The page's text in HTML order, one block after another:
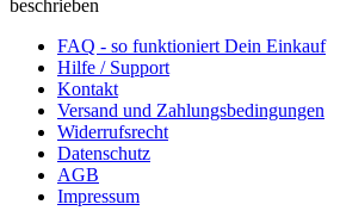
beschrieben
FAQ - so funktioniert Dein Einkauf
Hilfe / Support
Kontakt
Versand und Zahlungsbedingungen
Widerrufsrecht
Datenschutz
AGB
Impressum